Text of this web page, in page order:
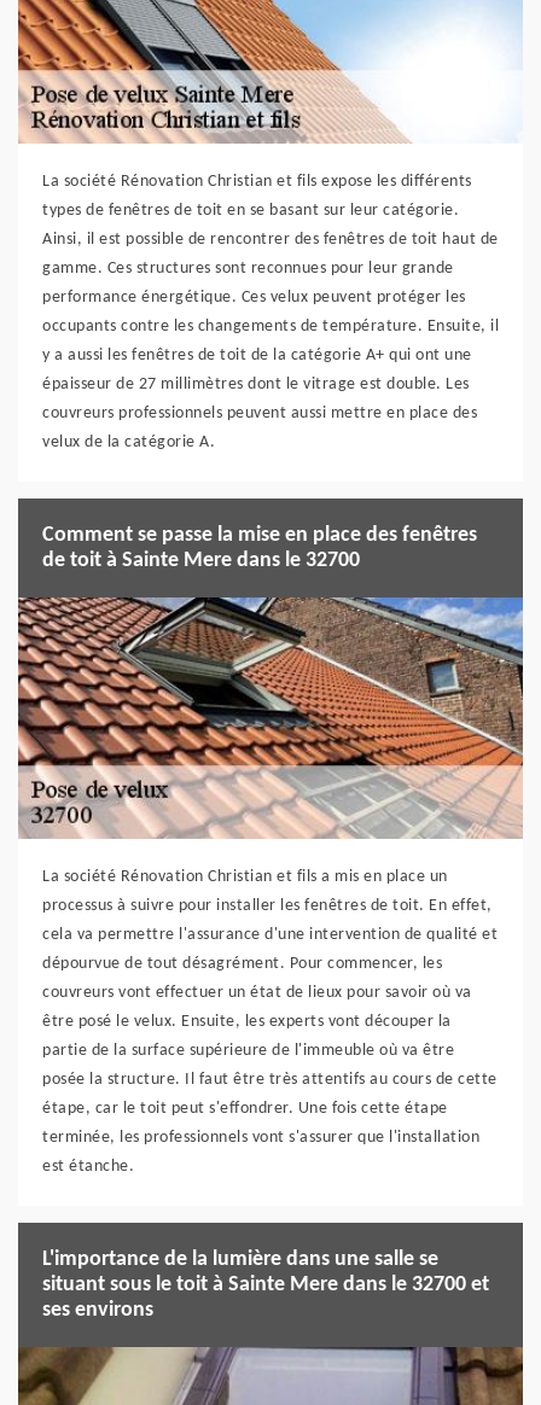
La société Rénovation Christian et fils expose les différents
types de fenêtres de toit en se basant sur leur catégorie.
Ainsi, il est possible de rencontrer des fenêtres de toit haut de
gamme. Ces structures sont reconnues pour leur grande
performance énergétique. Ces velux peuvent protéger les
occupants contre les changements de température. Ensuite, il
y a aussi les fenêtres de toit de la catégorie A+ qui ont une
épaisseur de 27 millimètres dont le vitrage est double. Les
couvreurs professionnels peuvent aussi mettre en place des
velux de la catégorie A.
Comment se passe la mise en place des fenêtres
de toit à Sainte Mere dans le 32700
La société Rénovation Christian et fils a mis en place un
processus à suivre pour installer les fenêtres de toit. En effet,
cela va permettre l'assurance d'une intervention de qualité et
dépourvue de tout désagrément. Pour commencer, les
couvreurs vont effectuer un état de lieux pour savoir où va
être posé le velux. Ensuite, les experts vont découper la
partie de la surface supérieure de l'immeuble où va être
posée la structure. Il faut être très attentifs au cours de cette
étape, car le toit peut s'effondrer. Une fois cette étape
terminée, les professionnels vont s'assurer que l'installation
est étanche.
L'importance de la lumière dans une salle se
situant sous le toit à Sainte Mere dans le 32700 et
ses environs